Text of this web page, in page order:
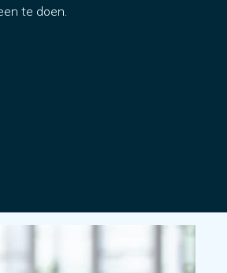
te doen.